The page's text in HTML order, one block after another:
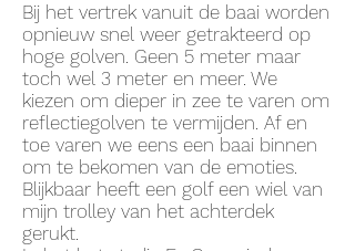
Bij het vertrek vanuit de baai worden
opnieuw snel weer getrakteerd op
hoge golven. Geen 5 meter maar
toch wel 3 meter en meer. We
kiezen om dieper in zee te varen om
reflectiegolven te vermijden. Af en
toe varen we eens een baai binnen
om te bekomen van de emoties.
Blijkbaar heeft een golf een wiel van
mijn trolley van het achterdek
gerukt.